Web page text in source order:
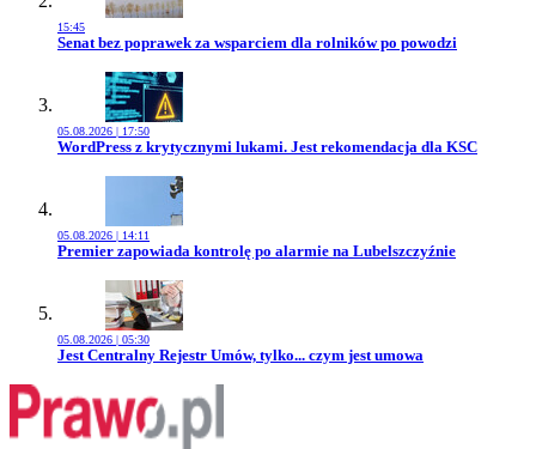
15:45
Przejdź do artykułu:
Senat bez poprawek za wsparciem dla rolników po powodzi
05.08.2026 | 17:50
Przejdź do artykułu:
WordPress z krytycznymi lukami. Jest rekomendacja dla KSC
05.08.2026 | 14:11
Przejdź do artykułu:
Premier zapowiada kontrolę po alarmie na Lubelszczyźnie
05.08.2026 | 05:30
Przejdź do artykułu:
Jest Centralny Rejestr Umów, tylko... czym jest umowa